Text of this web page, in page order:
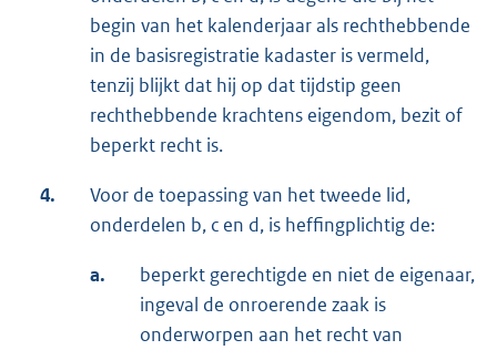
begin van het kalenderjaar als rechthebbende
in de basisregistratie kadaster is vermeld,
tenzij blijkt dat hij op dat tijdstip geen
rechthebbende krachtens eigendom, bezit of
beperkt recht is.
4.
Voor de toepassing van het tweede lid,
onderdelen b, c en d, is heffingplichtig de:
a.
beperkt gerechtigde en niet de eigenaar,
ingeval de onroerende zaak is
onderworpen aan het recht van